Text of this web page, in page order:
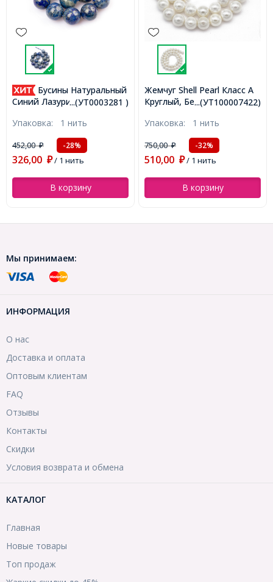
...(УТ0003281 )
Натуральный
Круглые,
19см/нить,
1 нить
-28%
₽/ 1 нить
В корзину
...(УТ100007422)
Жемчуг Shell Pearl Класс А
Круглый, Белый, 8мм,
48шт/40см/нить,
Упаковка:1 нить
-32%
₽/ 1 нить
В корзину
Мы принимаем:
ИНФОРМАЦИЯ
О нас
Доставка и оплата
Оптовым клиентам
FAQ
Отзывы
Контакты
Скидки
Условия возврата и обмена
КАТАЛОГ
Главная
Новые товары
Топ продаж